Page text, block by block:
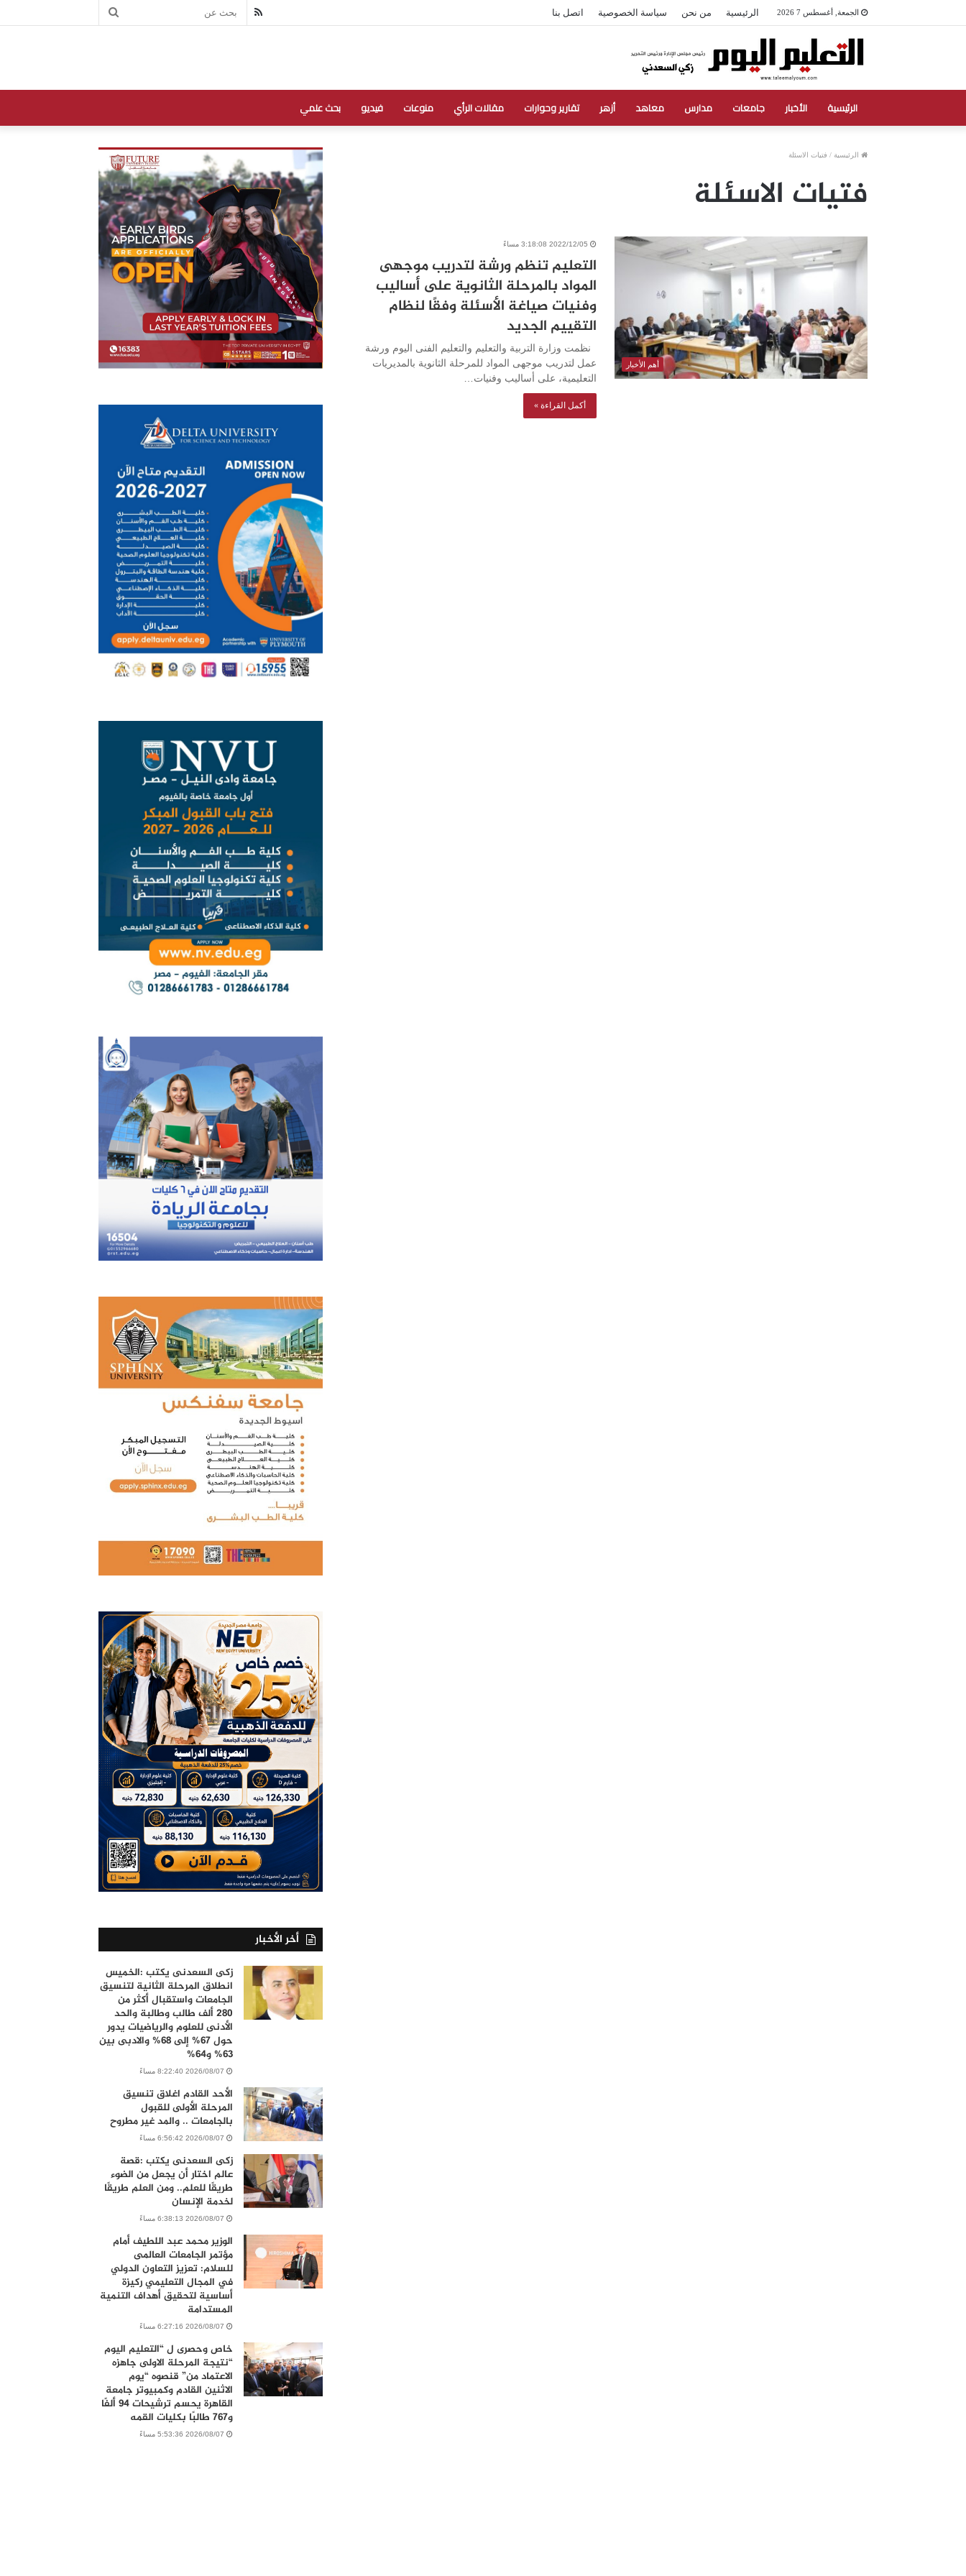
الجمعة, أغسطس 7 2026 الرئيسية من نحن سياسة الخصوصية اتصل بنا بحث RSS
الرئيسية الأخبار جامعات مدارس معاهد أزهر تقارير وحوارات مقالات الرأي منوعات فيديو بحث علمي
الرئيسية / فتيات الاسئلة
فتيات الاسئلة
أهم الأخبار
2022/12/05 3:18:08 مساءً
التعليم تنظم ورشة لتدريب موجهى
المواد بالمرحلة الثانوية على أساليب
وفنيات صياغة الأسئلة وفقًا لنظام
التقييم الجديد
نظمت وزارة التربية والتعليم والتعليم الفنى اليوم ورشة
عمل لتدريب موجهى المواد للمرحلة الثانوية بالمديريات
التعليمية، على أساليب وفنيات…
أكمل القراءة »
أخر الأخبار
زكى السعدنى يكتب :الخميس
انطلاق المرحلة الثانية لتنسيق
الجامعات واستقبال أكثر من
280 ألف طالب وطالبة والحد
الأدنى للعلوم والرياضيات يدور
حول 67% إلى 68% والادبى بين
63% و64%
2026/08/07 8:22:40 مساءً
الأحد القادم اغلاق تنسيق
المرحلة الأولى للقبول
بالجامعات .. والمد غير مطروح
2026/08/07 6:56:42 مساءً
زكى السعدنى يكتب :قصة
عالم اختار أن يجعل من الضوء
طريقًا للعلم.. ومن العلم طريقًا
لخدمة الإنسان
2026/08/07 6:38:13 مساءً
الوزير محمد عبد اللطيف أمام
مؤتمر الجامعات العالمى
للسلام: تعزيز التعاون الدولي
في المجال التعليمي ركيزة
أساسية لتحقيق أهداف التنمية
المستدامة
2026/08/07 6:27:16 مساءً
خاص وحصرى ل “التعليم اليوم
“نتيجة المرحلة الاولى جاهزه
الاعتماد من” قنصوه “يوم
الاثنين القادم وكمبيوتر جامعة
القاهرة يحسم ترشيحات 94 ألفًا
و767 طالبًا بكليات القمه
2026/08/07 5:53:36 مساءً